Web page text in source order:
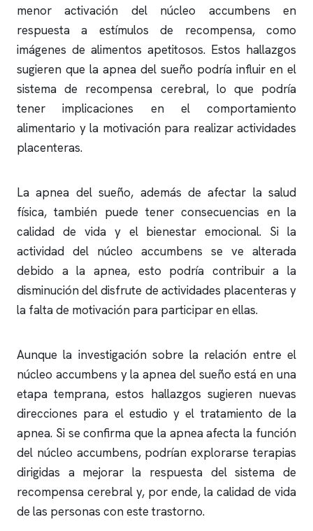
menor activación del núcleo accumbens en
respuesta a estímulos de recompensa, como
imágenes de alimentos apetitosos. Estos hallazgos
sugieren que la apnea del sueño podría influir en el
sistema de recompensa cerebral, lo que podría
tener implicaciones en el comportamiento
alimentario y la motivación para realizar actividades
placenteras.
Laapnea del sueño, además de afectar la salud
física, también puede tener consecuencias en la
calidad de vida y el bienestar emocional. Si la
actividad del núcleo accumbens se ve alterada
debido a la apnea, esto podría contribuir a la
disminución del disfrute de actividades placenteras y
la falta de motivación para participar en ellas.
Aunque la investigación sobre la relación entre el
núcleo accumbens y laapnea del sueño está en una
etapa temprana, estos hallazgos sugieren nuevas
direcciones para el estudio y el tratamiento de la
apnea. Si se confirma que la apneaafecta la función
del núcleo accumbens, podrían explorarse terapias
dirigidas a mejorar la respuesta del sistema de
recompensa cerebral y, por ende, la calidad de vida
de las personas con este trastorno.